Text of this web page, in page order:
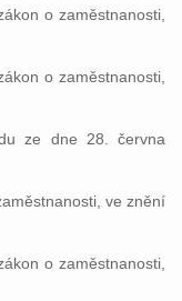
o zaměstnanosti,
o zaměstnanosti,
ze dne 28. června
ve znění
o zaměstnanosti,